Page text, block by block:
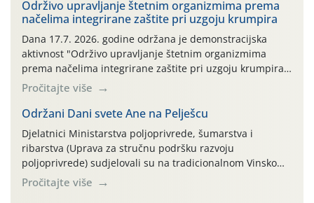
prihvaća. Korisnicima je osiguran besplatni povrat
prazne ambalaže isključivo ovih tvrtki: AGROCHEM-MAKS,
AGRONOM, ALBAUGH TKI* (PINUS […]
Održivo upravljanje štetnim organizmima prema
načelima integrirane zaštite pri uzgoju krumpira
Dana 17.7. 2026. godine održana je demonstracijska
aktivnost "Održivo upravljanje štetnim organizmima
prema načelima integrirane zaštite pri uzgoju krumpira"
na pokusnom polju "Poredje", kraj naselja Belica (ARKOD
parcela ID 2445031) (središnji dio Međimurske županije).
Pročitajte više
Održani Dani svete Ane na Pelješcu
Djelatnici Ministarstva poljoprivrede, šumarstva i
ribarstva (Uprava za stručnu podršku razvoju
poljoprivrede) sudjelovali su na tradicionalnom Vinskom
forumu, održanom 24.07.2026. godine u Domu vinarske
tradicije u Putnikovićima na poluotoku Pelješcu, u
Pročitajte više